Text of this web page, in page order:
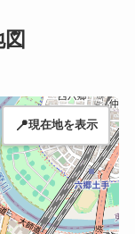
📍現在地を表示